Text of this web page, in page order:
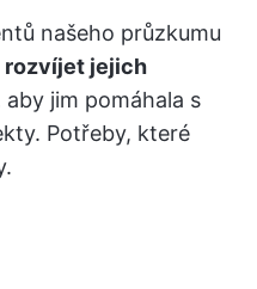
našeho průzkumu
rozvíjet jejich
aby jim pomáhala s
Potřeby, které